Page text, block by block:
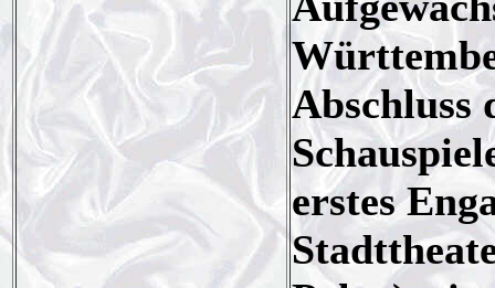
Abschluss
erstes